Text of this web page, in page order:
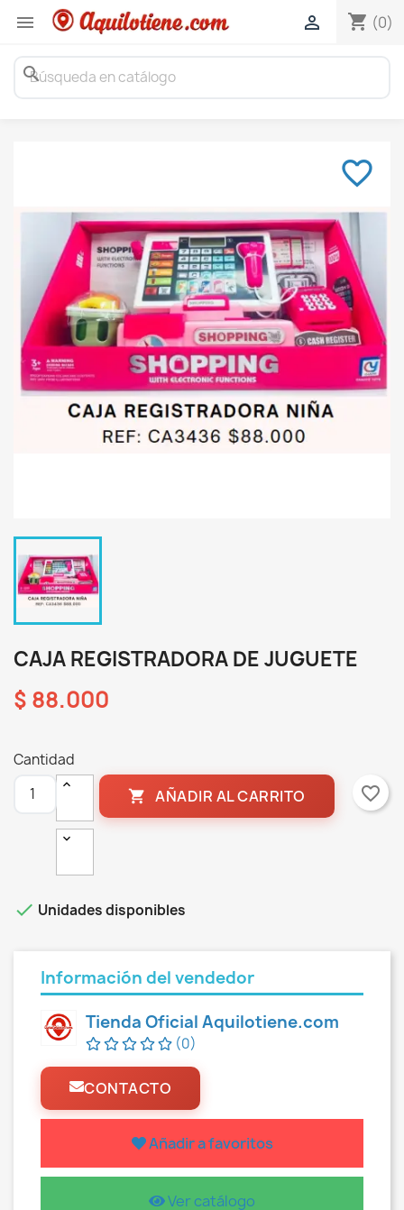
 shopping_cart (0)

search
favorite_border
CAJA REGISTRADORA DE JUGUETE
$ 88.000
Cantidad
 AÑADIR AL CARRITO favorite_border
 Unidades disponibles
Información del vendedor
Tienda Oficial Aquilotiene.com
(0)
CONTACTO
Añadir a favoritos
Ver catálogo